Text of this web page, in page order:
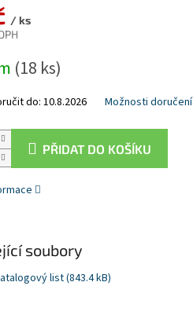
/ ks
(18 ks)
do: 10.8.2026 Možnosti doručení
PŘIDAT DO KOŠÍKU
soubory
list (843.4 kB)